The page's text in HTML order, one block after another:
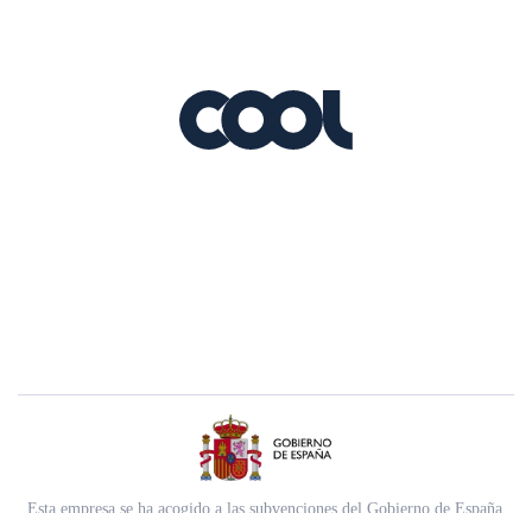
Esta empresa se ha acogido a las subvenciones del Gobierno de España